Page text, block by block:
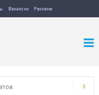
Вакансии Реклама